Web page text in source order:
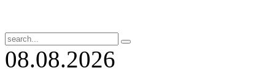
08.08.2026